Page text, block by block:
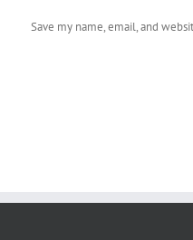
Save my name, email, and